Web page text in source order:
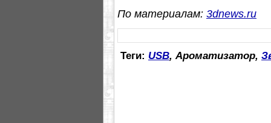
По материалам: 3dnews.ru
Теги: USB, Ароматизатор,